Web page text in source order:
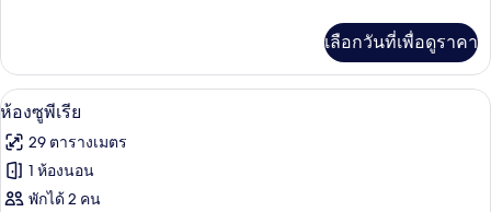
เกี่ยว
กับ
ห้อง
สแตนดาร์ด
เลือกวันที่เพื่อดูราคา
เปิด
ภาพถ่าย
ทั้งหมด
ของ
ห้องซูพีเรีย | ตู้นิรภัยในห้องพัก, โต๊ะทำ
4
ห้องซูพีเรีย
29 ตารางเมตร
1 ห้องนอน
พักได้ 2 คน